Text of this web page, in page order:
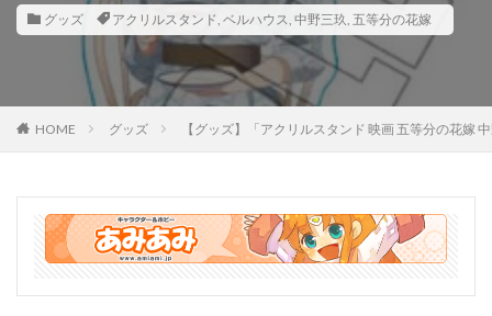
グッズ アクリルスタンド, ベルハウス, 中野三玖, 五等分の花嫁
HOME グッズ 【グッズ】「アクリルスタンド 映画 五等分の花